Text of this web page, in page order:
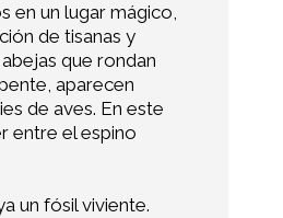
en un lugar mágico,
de tisanas y
que rondan
aparecen
de aves. En este
entre el espino
un fósil viviente.